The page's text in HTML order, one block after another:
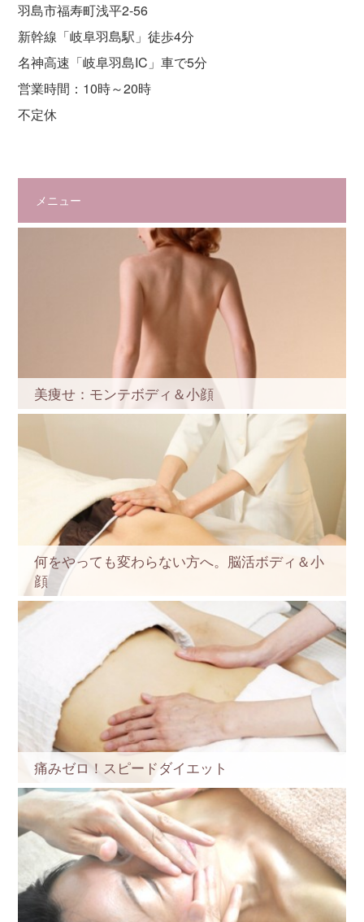
羽島市福寿町浅平2-56
新幹線「岐阜羽島駅」徒歩4分
名神高速「岐阜羽島IC」車で5分
営業時間：10時～20時
不定休
メニュー
美痩せ：モンテボディ＆小顔
何をやっても変わらない方へ。脳活ボディ＆小
顔
痛みゼロ！スピードダイエット